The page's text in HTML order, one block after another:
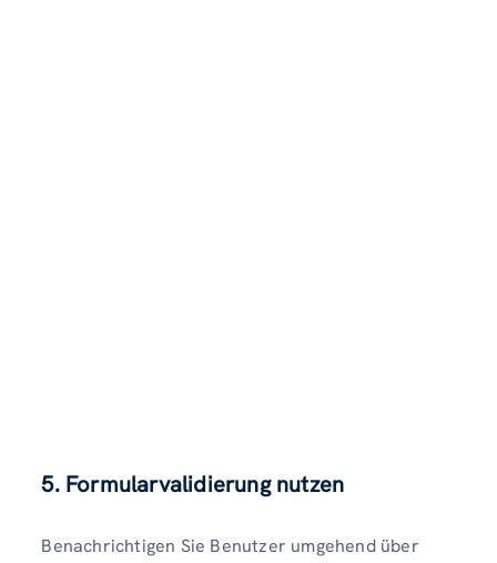
5. Formularvalidierung nutzen
Benachrichtigen Sie Benutzer umgehend über